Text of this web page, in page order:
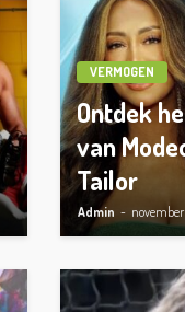
VERMOGEN
Ontdek
van
Tailor
Admin november